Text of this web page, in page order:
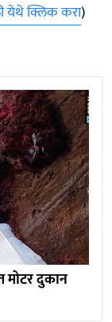
येथे क्लिक करा)
दुकान